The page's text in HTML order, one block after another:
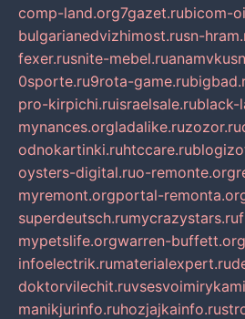
comp-land.org7gazet.rubicom-
bulgarianedvizhimost.rusn-
fexer.rusnite-mebel.ru
0sporte.ru9rota-game.ru
pro-kirpichi.ruisraelsale.rublack-
mynances.orgladalike.ruzozor.ru
odnokartinki.ruhtccare.ru
oysters-digital.ruo-remonte.org
myremont.orgportal-
superdeutsch.rumycrazystars.ru
mypetslife.orgwarren-buffett.org
infoelectrik.rumaterialexpert.ru
doktorvilechit.ru
manikjurinfo.ruhozjajkainfo.ru